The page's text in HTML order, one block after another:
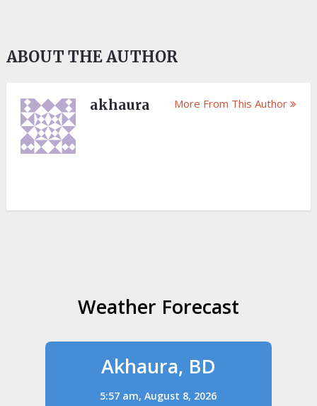
ABOUT THE AUTHOR
akhaura More From This Author
Weather Forecast
Akhaura, BD
5:57 am,August 8, 2026